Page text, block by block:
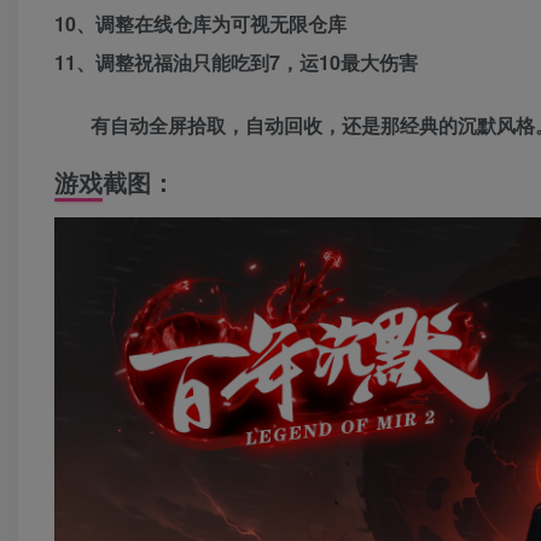
10、调整在线仓库为可视无限仓库
11、调整祝福油只能吃到7，运10最大伤害
有自动全屏拾取，自动回收，还是那经典的沉默风格
游戏截图：